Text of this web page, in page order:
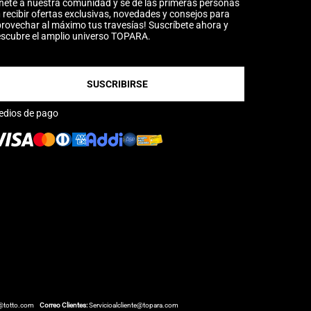
a nuestra comunidad y sé de las primeras personas
recibir ofertas exclusivas, novedades y consejos para
al máximo tus travesías! Suscríbete ahora y
el amplio universo TOPARA.
SUSCRIBIRSE
de pago
Correo Clientes:Servicioalcliente@topara.com